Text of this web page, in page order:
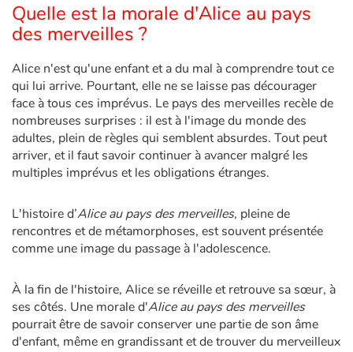
Quelle est la morale d'Alice au pays
des merveilles ?
Alice n'est qu'une enfant et a du mal à comprendre tout ce
qui lui arrive. Pourtant, elle ne se laisse pas décourager
face à tous ces imprévus. Le pays des merveilles recèle de
nombreuses surprises : il est à l'image du monde des
adultes, plein de règles qui semblent absurdes. Tout peut
arriver, et il faut savoir continuer à avancer malgré les
multiples imprévus et les obligations étranges.
L'histoire d’Alice au pays des merveilles, pleine de
rencontres et de métamorphoses, est souvent présentée
comme une image du passage à l'adolescence.
À la fin de l'histoire, Alice se réveille et retrouve sa sœur, à
ses côtés. Une morale d'Alice au pays des merveilles
pourrait être de savoir conserver une partie de son âme
d'enfant, même en grandissant et de trouver du merveilleux